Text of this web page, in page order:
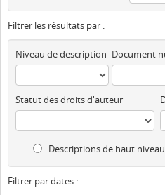
Filtrer les résultats par :
Niveau de description
Statut des droits d'auteur
Descriptions de haut niveau
Filtrer par dates :